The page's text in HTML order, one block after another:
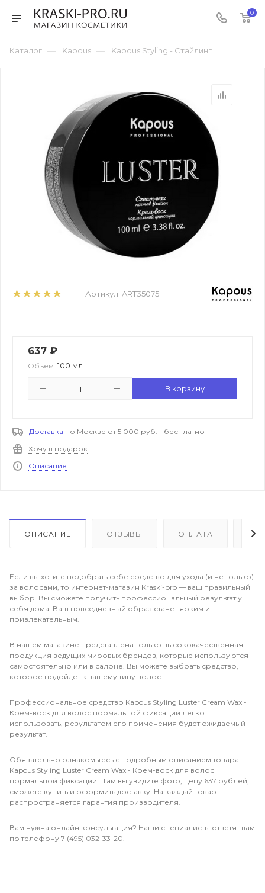
0
Каталог — Kapous — Kapous Styling - Стайлинг
Артикул: ART35075
637 ₽
Объем: 100 мл
В корзину
Доставка по Москве от 5 000 руб. - бесплатно
Хочу в подарок
Описание
ОПИСАНИЕ ОТЗЫВЫ ОПЛАТА
Если вы хотите подобрать себе средство для ухода (и не только)
за волосами, то интернет-магазин Kraski-pro — ваш правильный
выбор. Вы сможете получить профессиональный результат у
себя дома. Ваш повседневный образ станет ярким и
привлекательным.
В нашем магазине представлена только высококачественная
продукция ведущих мировых брендов, которые используются
самостоятельно или в салоне. Вы можете выбрать средство,
которое подойдет к вашему типу волос.
Профессиональное средство Kapous Styling Luster Cream Wax -
Крем-воск для волос нормальной фиксации легко
использовать, результатом его применения будет ожидаемый
результат.
Обязательно ознакомьтесь с подробным описанием товара
Kapous Styling Luster Cream Wax - Крем-воск для волос
нормальной фиксации . Там вы увидите фото, цену 637 рублей,
сможете купить и оформить доставку. На каждый товар
распространяется гарантия производителя.
Вам нужна онлайн консультация? Наши специалисты ответят вам
по телефону 7 (495) 032-33-20.